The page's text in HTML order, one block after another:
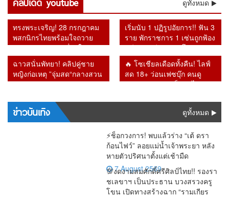
ระบบ เชื่อ
อาจโยง
คอร์รัปชัน–
ทุนเทา
ไม่กล้าทำ
หลัง ผู้ว่า
แบ็งก์ชาติ
ยันหายไป
จากระบบ
เชียล
สะท้อน
กำลังซื้อหด
ตัว
2.6 แสน
ล้าน
ด้าน “เอก
นิติ” รับศึก
หนักคัด
ระบบต้อง
ปฏิรูปด่วน
ภาษี
ประชาชน
มหาศาล
แต่ร้านยิ่ง
ย้อนคำ
เตือน
Bitcoin วัน
นี้หลายคดี
จริง
ดูทั้งหมด
ทรงพระเจริญ! 28 กรกฎาคม
พสกนิกรไทยพร้อมใจถวาย
พระพรชัยมงคล เนื่องในวัน
เฉลิมพระชนมพรรษา 74
พรรษา
เริ่มนับ 1 ปฏิรูปอัยการ!! ฟัน 3
ราย พักราชการ 1 เซ่นถูกฟ้อง
คดีทุจริต อีก 2 รายโดนวินัย
หลังเปลี่ยน อัยการสูงสุดคน
ใหม่
ฉาวสนั่นพัทยา! คลิปคู่ชาย
หญิงก่อเหตุ ”จุ่มสด“กลางสวน
สาธารณะ รปภ.เผยเดินตรวจ
🔥 โซเชียลเดือดทั้งคืน! ไลฟ์
สด 18+ ว่อนเฟซบุ๊ก คนดู
ทะลัก ก่อนชาวเน็ตตาไวพบ
ร่วมรับชม
ข่าวบันเทิง ดูทั้งหมด
⚡ช็อกวงการ! พบแล้วร่าง “เต้ ดรา
ก้อนไฟว์” ลอยแม่น้ำเจ้าพระยา หลัง
หายตัวปริศนาตั้งแต่เช้ามืด
7 August 2569
💯งดงามสมศักดิ์ศรีศิลป์ไทย!! รองรา
ชเลขาฯ เป็นประธาน บวงสรวงครู
โขน เปิดทางสร้างฉาก “รามเกียร